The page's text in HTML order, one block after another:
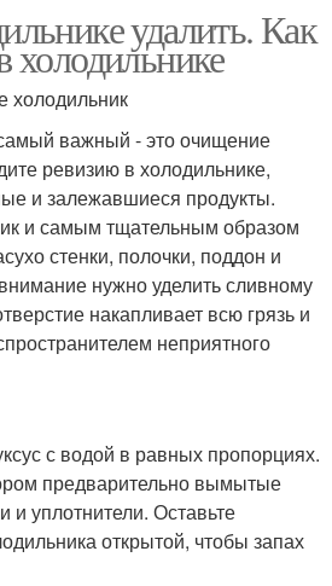
удалить. Как
холодильнике
холодильник
важный - это очищение
ревизию в холодильнике,
и залежавшиеся продукты.
и самым тщательным образом
стенки, полочки, поддон и
нужно уделить сливному
накапливает всю грязь и
неприятного
с водой в равных пропорциях.
предварительно вымытые
и уплотнители. Оставьте
открытой, чтобы запах